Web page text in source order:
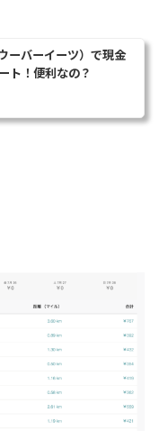
ーバーイーツ）で現金
ト！便利なの？